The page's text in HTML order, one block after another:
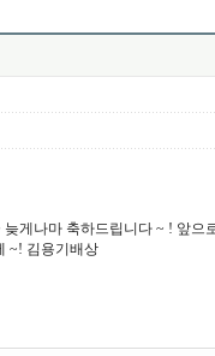
나마 축하드립니다 ~ ! 앞
~! 김용기배상